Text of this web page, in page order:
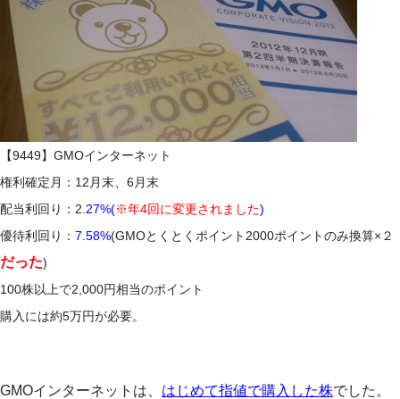
【9449】GMOインターネット
権利確定月：12月末、6月末
配当利回り：2.27%(※年4回に変更されました)
優待利回り： 7.58%(GMOとくとくポイント2000ポイントのみ換算×２
だった)
100株以上で2,000円相当のポイント
購入には約5万円が必要。
GMOインターネットは、 はじめて指値で購入した株でした。